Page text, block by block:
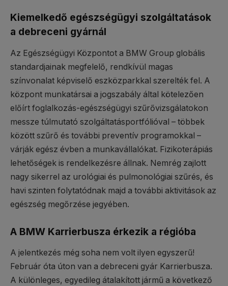
Kiemelkedő egészségügyi szolgáltatások
a debreceni gyárnál
Az Egészségügyi Központot a BMW Group globális
standardjainak megfelelő, rendkívül magas
színvonalat képviselő eszközparkkal szerelték fel. A
központ munkatársai a jogszabály által kötelezően
előírt foglalkozás-egészségügyi szűrővizsgálatokon
messze túlmutató szolgáltatásportfólióval – többek
között szűrő és további preventív programokkal –
várják egész évben a munkavállalókat. Fizikoterápiás
lehetőségek is rendelkezésre állnak. Nemrég zajlott
nagy sikerrel az urológiai és pulmonológiai szűrés, és
havi szinten folytatódnak majd a további aktivitások az
egészség megőrzése jegyében.
A BMW Karrierbusza érkezik a régióba
A jelentkezés még soha nem volt ilyen egyszerű!
Február óta úton van a debreceni gyár Karrierbusza.
A különleges, egyedileg átalakított jármű a következő